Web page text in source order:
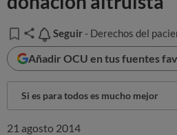
Seguir
Seguir - Derechos del
Añadir OCU en tus fuentes
Si es para todos es mucho mejor
21 agosto 2014